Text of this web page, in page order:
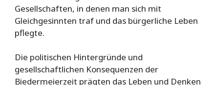
Gesellschaften, in denen man sich mit
Gleichgesinnten traf und das bürgerliche Leben
pflegte.
Die politischen Hintergründe und
gesellschaftlichen Konsequenzen der
Biedermeierzeit prägten das Leben und Denken